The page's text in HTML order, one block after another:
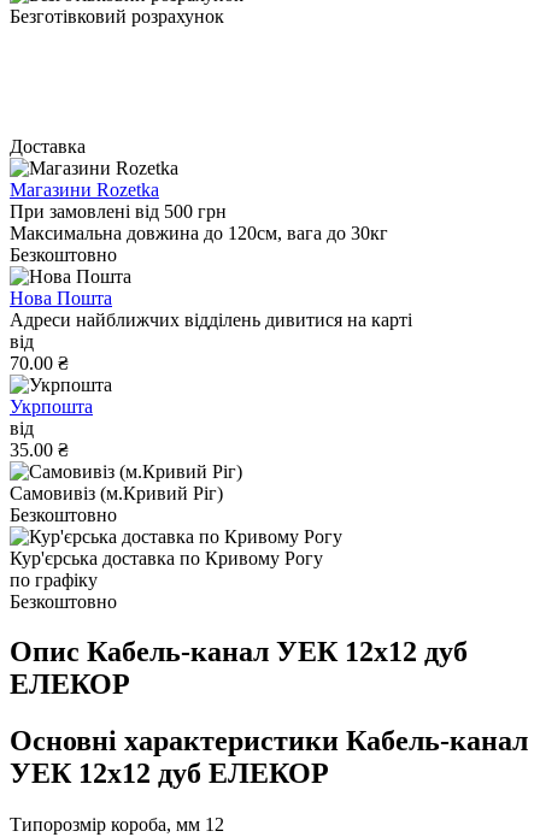
Безготівковий розрахунок
Доставка
Магазини Rozetka
При замовлені від 500 грн
Максимальна довжина до 120см, вага до 30кг
Безкоштовно
Нова Пошта
Адреси найближчих відділень дивитися на карті
від
70.00 ₴
Укрпошта
від
35.00 ₴
Самовивіз (м.Кривий Ріг)
Безкоштовно
Кур'єрська доставка по Кривому Рогу
по графіку
Безкоштовно
Опис Кабель-канал УЕК 12х12 дуб
ЕЛЕКОР
Основні характеристики Кабель-канал
УЕК 12х12 дуб ЕЛЕКОР
Типорозмір короба, мм 12